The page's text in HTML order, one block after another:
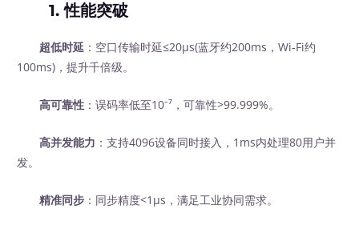
1. 性能突破
超低时延 ：空口传输时延≤20μs(蓝牙约200ms，Wi-Fi约
100ms)，提升千倍级。
高可靠性 ：误码率低至10⁻⁷，可靠性>99.999%。
高并发能力 ：支持4096设备同时接入，1ms内处理80用户并
发。
精准同步 ：同步精度<1μs，满足工业协同需求。